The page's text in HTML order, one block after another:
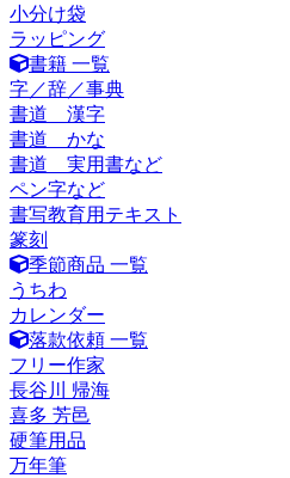
小分け袋
ラッピング
書籍 一覧
字／辞／事典
書道 漢字
書道 かな
書道 実用書など
ペン字など
書写教育用テキスト
篆刻
季節商品 一覧
うちわ
カレンダー
落款依頼 一覧
フリー作家
長谷川 帰海
喜多 芳邑
硬筆用品
万年筆